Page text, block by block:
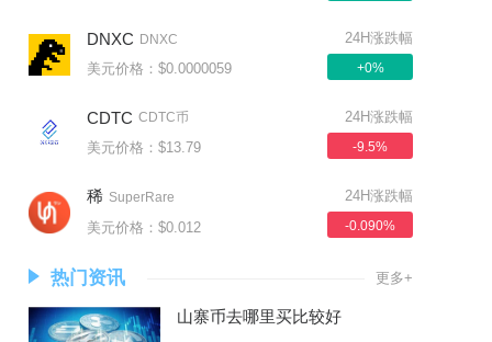
DNXC DNXC
美元价格：$0.0000059
24H涨跌幅
+0%
CDTC CDTC币
美元价格：$13.79
24H涨跌幅
-9.5%
稀 SuperRare
美元价格：$0.012
24H涨跌幅
-0.090%
热门资讯 更多+
山寨币去哪里买比较好